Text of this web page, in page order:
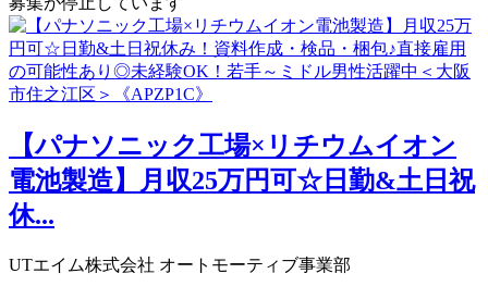
【パナソニック工場×リチウムイオン
電池製造】月収25万円可☆日勤&土日祝
休...
UTエイム株式会社 オートモーティブ事業部